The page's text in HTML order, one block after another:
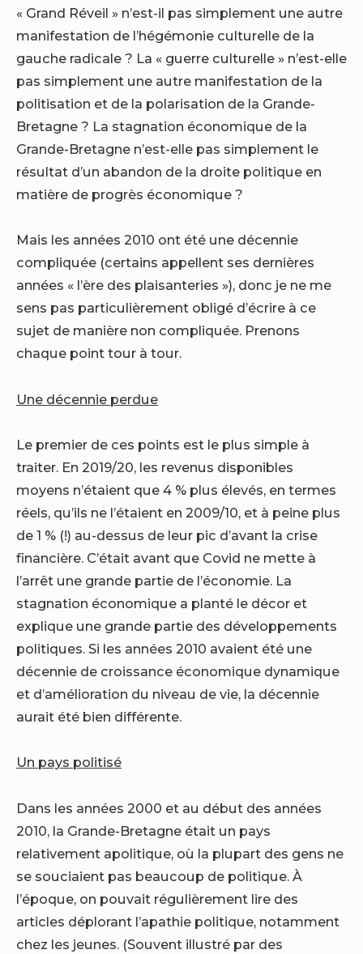
« Grand Réveil » n’est-il pas simplement une autre
manifestation de l’hégémonie culturelle de la
gauche radicale ? La « guerre culturelle » n’est-elle
pas simplement une autre manifestation de la
politisation et de la polarisation de la Grande-
Bretagne ? La stagnation économique de la
Grande-Bretagne n’est-elle pas simplement le
résultat d’un abandon de la droite politique en
matière de progrès économique ?
Mais les années 2010 ont été une décennie
compliquée (certains appellent ses dernières
années « l’ère des plaisanteries »), donc je ne me
sens pas particulièrement obligé d’écrire à ce
sujet de manière non compliquée. Prenons
chaque point tour à tour.
Une décennie perdue
Le premier de ces points est le plus simple à
traiter. En 2019/20, les revenus disponibles
moyens n’étaient que 4 % plus élevés, en termes
réels, qu’ils ne l’étaient en 2009/10, et à peine plus
de 1 % (!) au-dessus de leur pic d’avant la crise
financière. C’était avant que Covid ne mette à
l’arrêt une grande partie de l’économie. La
stagnation économique a planté le décor et
explique une grande partie des développements
politiques. Si les années 2010 avaient été une
décennie de croissance économique dynamique
et d’amélioration du niveau de vie, la décennie
aurait été bien différente.
Un pays politisé
Dans les années 2000 et au début des années
2010, la Grande-Bretagne était un pays
relativement apolitique, où la plupart des gens ne
se souciaient pas beaucoup de politique. À
l’époque, on pouvait régulièrement lire des
articles déplorant l’apathie politique, notamment
chez les jeunes. (Souvent illustré par des